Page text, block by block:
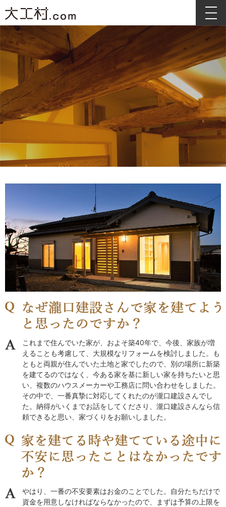
これまで住んでいた家が、およそ築40年で、今後、家族が増
えることも考慮して、大規模なリフォームを検討しました。も
ともと両親が住んでいた土地と家でしたので、別の場所に新築
を建てるのではなく、今ある家を基に新しい家を持ちたいと思
い、複数のハウスメーカーや工務店に問い合わせをしました。
その中で、一番真摯に対応してくれたのが瀧口建設さんでし
た。納得がいくまでお話をしてくださり、瀧口建設さんなら信
頼できると思い、家づくりをお願いしました。
やはり、一番の不安要素はお金のことでした。自分たちだけで
資金を用意しなければならなかったので、まずは予算の上限を